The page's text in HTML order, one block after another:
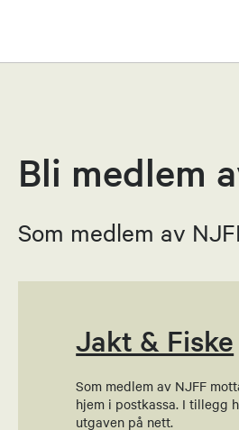
Bli medlem
Som medlem av
Jakt & Fiske
Som medlem av NJFF
hjem i postkassa. I tillegg
utgaven på nett.